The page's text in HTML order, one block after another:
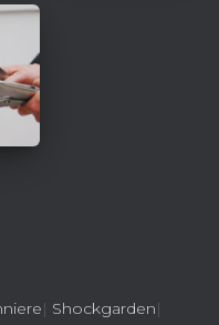
| Shockgarden|